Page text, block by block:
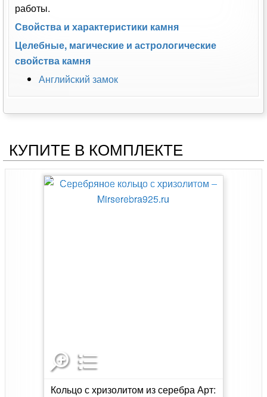
работы.
Свойства и характеристики камня
Целебные, магические и астрологические
свойства камня
Английский замок
КУПИТЕ В КОМПЛЕКТЕ
Кольцо с хризолитом из серебра Арт: